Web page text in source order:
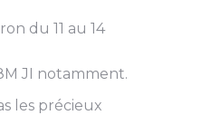
du 11 au 14
JI notamment.
les précieux